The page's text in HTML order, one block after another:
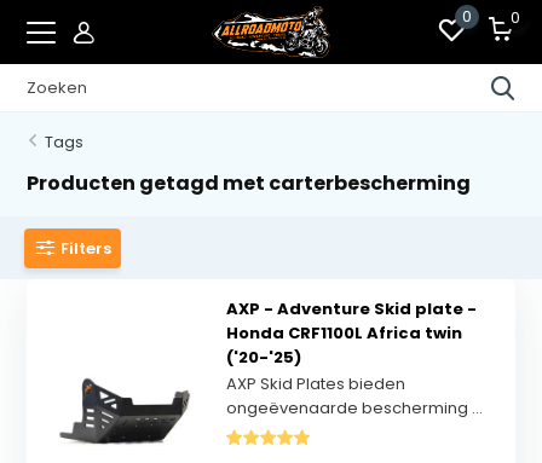
0 0
Tags
Producten getagd met carterbescherming
Filters
AXP - Adventure Skid plate -
Honda CRF1100L Africa twin
('20-'25)
AXP Skid Plates bieden
ongeëvenaarde bescherming ...